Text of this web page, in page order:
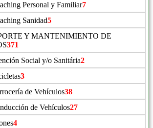
Personal y Familiar7
Sanidad5
Y MANTENIMIENTO DE
371
Social y/o Sanitária2
3
de Vehículos38
de Vehículos27
4